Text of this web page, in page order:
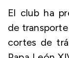
El club ha
de
cortes de